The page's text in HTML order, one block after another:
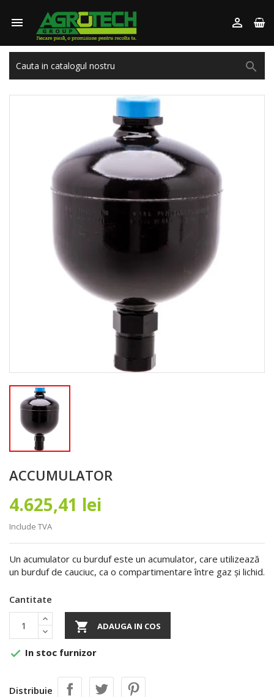
 

ACCUMULATOR
4.625,41 lei
Include TVA
Un acumulator cu burduf este un acumulator, care utilizează
un burduf de cauciuc, ca o compartimentare între gaz și lichid.
Cantitate
 ADAUGA IN COS
 In stoc furnizor
Distribuie